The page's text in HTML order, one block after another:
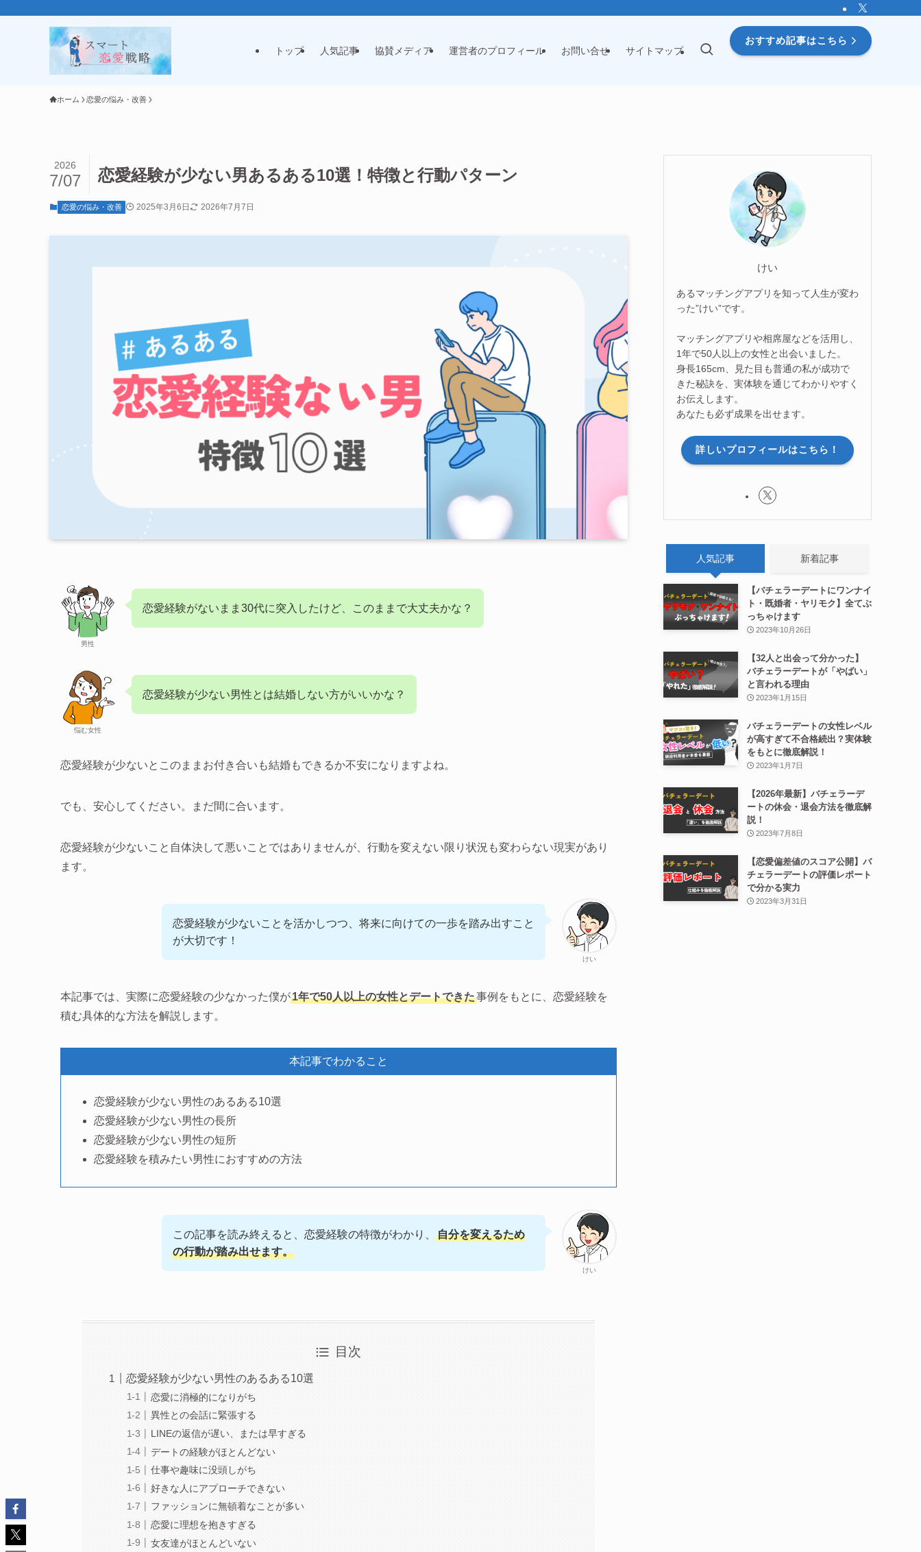
トップ 人気記事 協賛メディア 運営者のプロフィール お問い合せ サイトマップ
おすすめ記事はこちら
ホーム 恋愛の悩み・改善
恋愛経験が少ない男あるある10選！特徴と行動パターン
2026
7/07
恋愛の悩み・改善 2025年3月6日 2026年7月7日
男性
恋愛経験がないまま30代に突入したけど、このままで大丈夫かな？
悩む女性
恋愛経験が少ない男性とは結婚しない方がいいかな？
恋愛経験が少ないとこのままお付き合いも結婚もできるか不安になりますよね。
でも、安心してください。まだ間に合います。
恋愛経験が少ないこと自体決して悪いことではありませんが、行動を変えない限り状況も変わらない現実があり
ます。
けい
恋愛経験が少ないことを活かしつつ、将来に向けての一歩を踏み出すこと
が大切です！
本記事では、実際に恋愛経験の少なかった僕が1年で50人以上の女性とデートできた事例をもとに、恋愛経験を
積む具体的な方法を解説します。
本記事でわかること
恋愛経験が少ない男性のあるある10選
恋愛経験が少ない男性の長所
恋愛経験が少ない男性の短所
恋愛経験を積みたい男性におすすめの方法
けい
この記事を読み終えると、恋愛経験の特徴がわかり、
自分を変えるため
の行動が踏み出せます。
目次
恋愛経験が少ない男性のあるある10選
恋愛に消極的になりがち
異性との会話に緊張する
LINEの返信が遅い、または早すぎる
デートの経験がほとんどない
仕事や趣味に没頭しがち
好きな人にアプローチできない
ファッションに無頓着なことが多い
恋愛に理想を抱きすぎる
女友達がほとんどいない
けい
あるマッチングアプリを知って人生が変わ
った”けい”です。
マッチングアプリや相席屋などを活用し、
1年で50人以上の女性と出会いました。
身長165cm、見た目も普通の私が成功で
きた秘訣を、実体験を通じてわかりやすく
お伝えします。
あなたも必ず成果を出せます。
詳しいプロフィールはこちら！
人気記事 新着記事
【バチェラーデートにワンナイ
ト・既婚者・ヤリモク】全てぶ
っちゃけます
2023年10月26日
【32人と出会って分かった】
バチェラーデートが「やばい」
と言われる理由
2023年1月15日
バチェラーデートの女性レベル
が高すぎて不合格続出？実体験
をもとに徹底解説！
2023年1月7日
【2026年最新】バチェラーデ
ートの休会・退会方法を徹底解
説！
2023年7月8日
【恋愛偏差値のスコア公開】バ
チェラーデートの評価レポート
で分かる実力
2023年3月31日